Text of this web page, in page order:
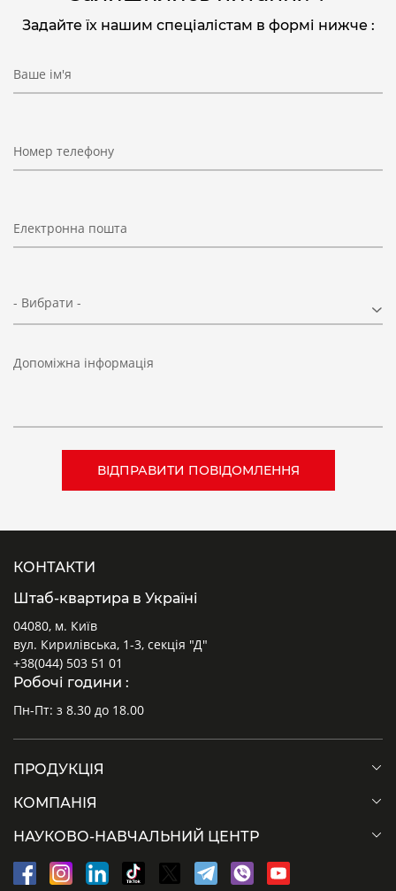
Задайте їх нашим спеціалістам в формі нижче :
Ваше ім'я
Номер телефону
Електронна пошта
- Вибрати -
Допоміжна інформація
КОНТАКТИ
Штаб-квартира в Україні
04080, м. Київ
вул. Кирилівська, 1-3, секція "Д"
+38(044) 503 51 01
Робочі години :
Пн-Пт: з 8.30 до 18.00
ПРОДУКЦІЯ
КОМПАНІЯ
НАУКОВО-НАВЧАЛЬНИЙ ЦЕНТР